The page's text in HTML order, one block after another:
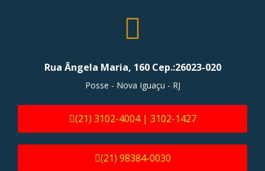
Rua Ângela Maria, 160 Cep.:26023-020
Posse - Nova Iguaçu - RJ
(21) 3102-4004 | 3102-1427
(21) 98384-0030